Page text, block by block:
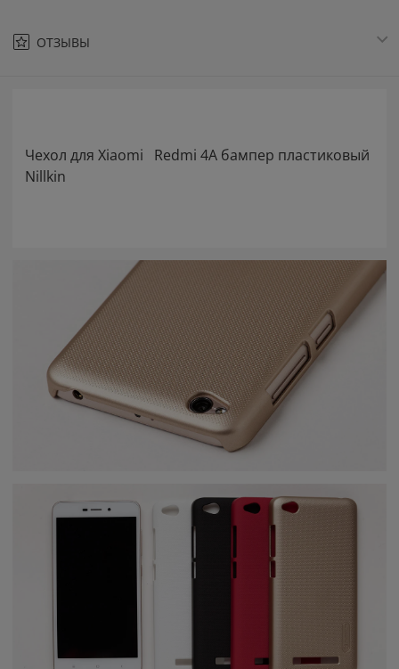
ОТЗЫВЫ
Чехол для Xiaomi Redmi 4A бампер пластиковый
Nillkin